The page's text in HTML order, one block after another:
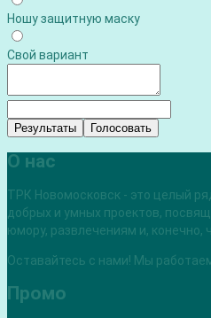
Ношу защитную маску
Свой вариант
Результаты Голосовать
О нас
ТРК Новомосковск - это целый
добрых и умных проектов,
юмору, развлечениям и, конечно,
Оставайтесь с нами! Мы
Промо